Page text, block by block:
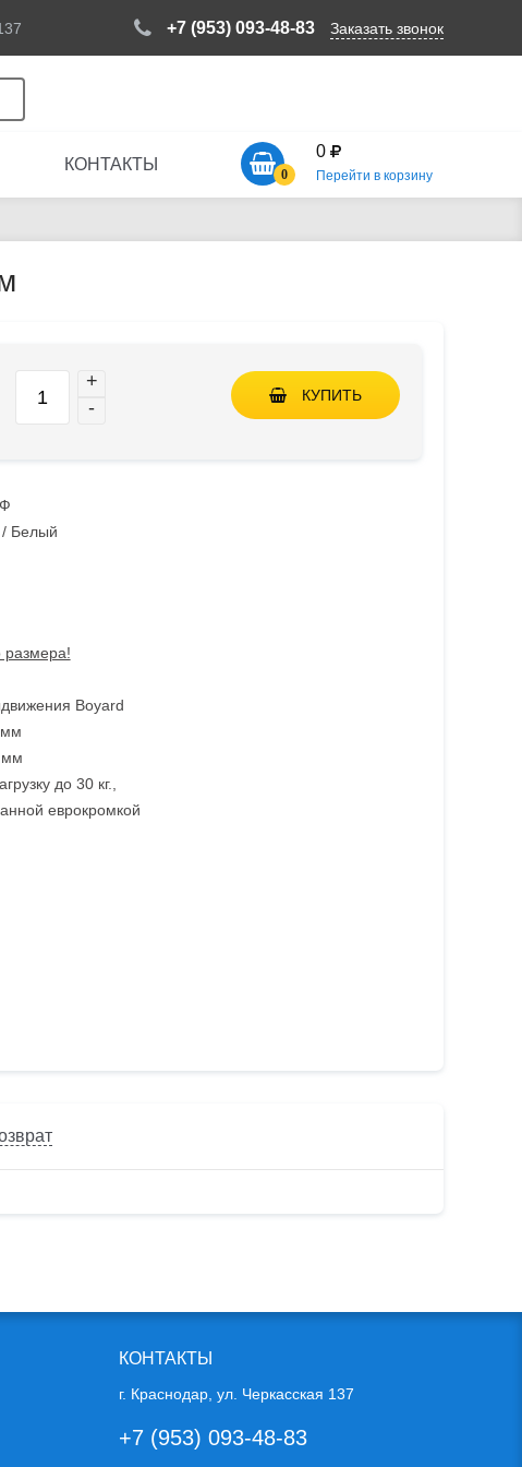
+7 (953) 093-48-83 Заказать звонок
КОНТАКТЫ
0
0
Перейти в корзину
+
-
КУПИТЬ
/ Белый
размера!
Boyard
мм
мм
до 30 кг.,
еврокромкой
КОНТАКТЫ
г. Краснодар, ул. Черкасская 137
+7 (953) 093-48-83